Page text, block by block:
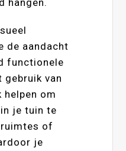
de aandacht
functionele
van
om
je tuin te
of
je